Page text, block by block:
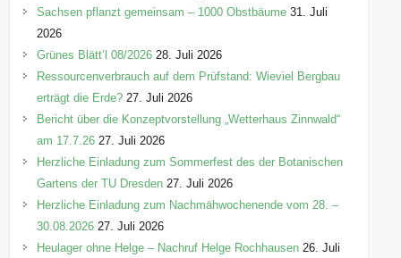
e
Sachsen pflanzt gemeinsam – 1000 Obstbäume 31. Juli
2026
Grünes Blätt’l 08/2026 28. Juli 2026
Ressourcenverbrauch auf dem Prüfstand: Wieviel Bergbau
erträgt die Erde? 27. Juli 2026
Bericht über die Konzeptvorstellung „Wetterhaus Zinnwald“
am 17.7.26 27. Juli 2026
Herzliche Einladung zum Sommerfest des der Botanischen
Gartens der TU Dresden 27. Juli 2026
Herzliche Einladung zum Nachmähwochenende vom 28. –
30.08.2026 27. Juli 2026
Heulager ohne Helge – Nachruf Helge Rochhausen 26. Juli